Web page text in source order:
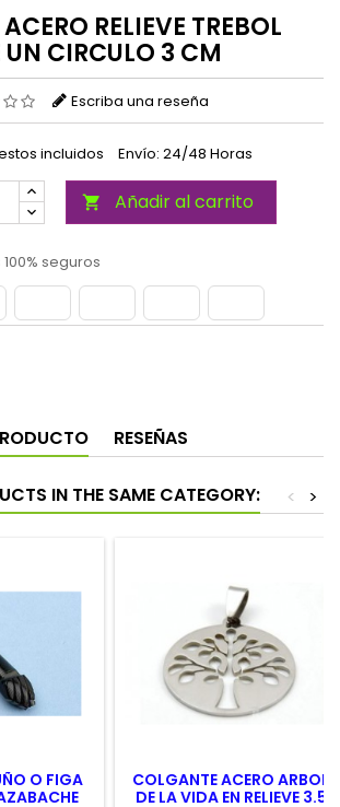
RELIEVE TREBOL
UN CIRCULO 3 CM
Escriba una reseña
incluidos Envío: 24/48 Horas
 Añadir al carrito
seguros
RESEÑAS
IN THE SAME CATEGORY: >
<
O FIGA
COLGANTE ACERO ARBOL
DE LA VIDA EN RELIEVE 3.5